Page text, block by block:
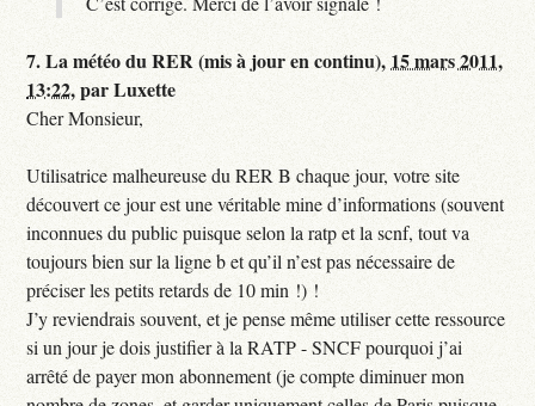
7.La météo du RER (mis à jour en continu), 15 mars 2011,
13:22,parLuxette
Cher Monsieur,
Utilisatrice malheureuse du RER B chaque jour, votre site
découvert ce jour est une véritable mine d’informations (souvent
inconnues du public puisque selon la ratp et la scnf, tout va
toujours bien sur la ligne b et qu’il n’est pas nécessaire de
préciser les petits retards de 10 min !) !
J’y reviendrais souvent, et je pense même utiliser cette ressource
si un jour je dois justifier à la RATP - SNCF pourquoi j’ai
arrêté de payer mon abonnement (je compte diminuer mon